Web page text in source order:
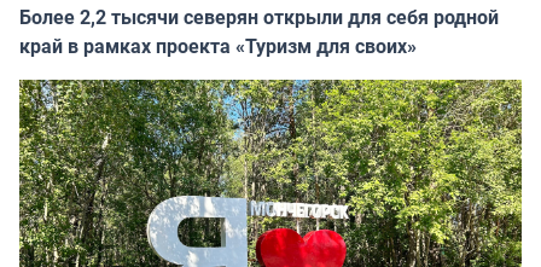
Более 2,2 тысячи северян открыли для себя родной
край в рамках проекта «Туризм для своих»